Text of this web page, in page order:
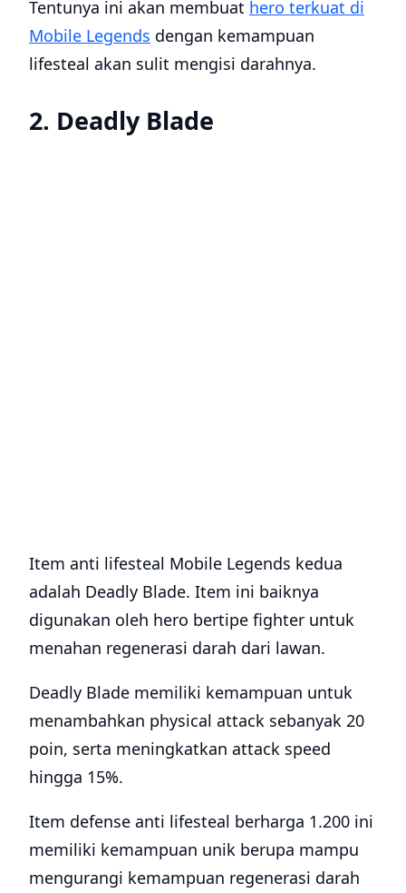
Tentunya ini akan membuat hero terkuat di
Mobile Legends dengan kemampuan
lifesteal akan sulit mengisi darahnya.
2. Deadly Blade
Item anti lifesteal Mobile Legends kedua
adalah Deadly Blade. Item ini baiknya
digunakan oleh hero bertipe fighter untuk
menahan regenerasi darah dari lawan.
Deadly Blade memiliki kemampuan untuk
menambahkan physical attack sebanyak 20
poin, serta meningkatkan attack speed
hingga 15%.
Item defense anti lifesteal berharga 1.200 ini
memiliki kemampuan unik berupa mampu
mengurangi kemampuan regenerasi darah